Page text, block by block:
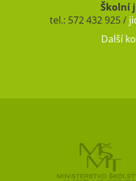
Školní
tel.: 572 432 925 /
Další